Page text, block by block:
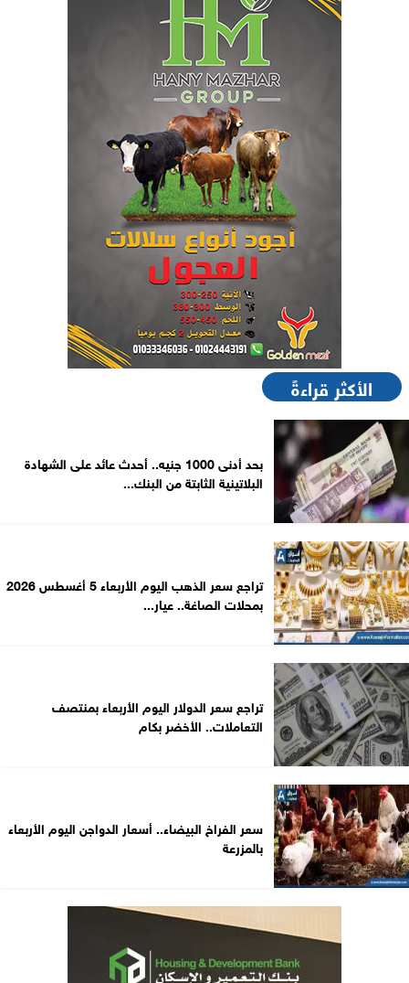
الأكثر قراءةً
بحد أدنى 1000 جنيه.. أحدث عائد على الشهادة
البلاتينية الثابتة من البنك...
تراجع سعر الذهب اليوم الأربعاء 5 أغسطس 2026
بمحلات الصاغة.. عيار...
تراجع سعر الدولار اليوم الأربعاء بمنتصف
التعاملات.. الأخضر بكام
سعر الفراخ البيضاء.. أسعار الدواجن اليوم الأربعاء
بالمزرعة